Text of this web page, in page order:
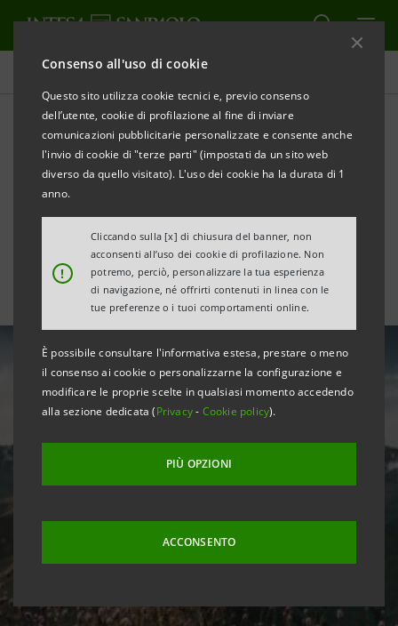
Consenso all'uso di cookie
Questo sito utilizza cookie tecnici e, previo consenso
dell’utente, cookie di profilazione al fine di inviare
comunicazioni pubblicitarie personalizzate e consente anche
l'invio di cookie di "terze parti" (impostati da un sito web
diverso da quello visitato). L'uso dei cookie ha la durata di 1
anno.
!
Cliccando sulla [x] di chiusura del banner, non
acconsenti all’uso dei cookie di profilazione. Non
potremo, perciò, personalizzare la tua esperienza
di navigazione, né offrirti contenuti in linea con le
tue preferenze o i tuoi comportamenti online.
È possibile consultare l'informativa estesa, prestare o meno
il consenso ai cookie o personalizzarne la configurazione e
modificare le proprie scelte in qualsiasi momento accedendo
alla sezione dedicata (Privacy- Cookie policy).
PIÙ OPZIONI
ACCONSENTO
Area Media
Turismo Open Air, SRM: 70
milioni di presenze in Italia
nel 2024